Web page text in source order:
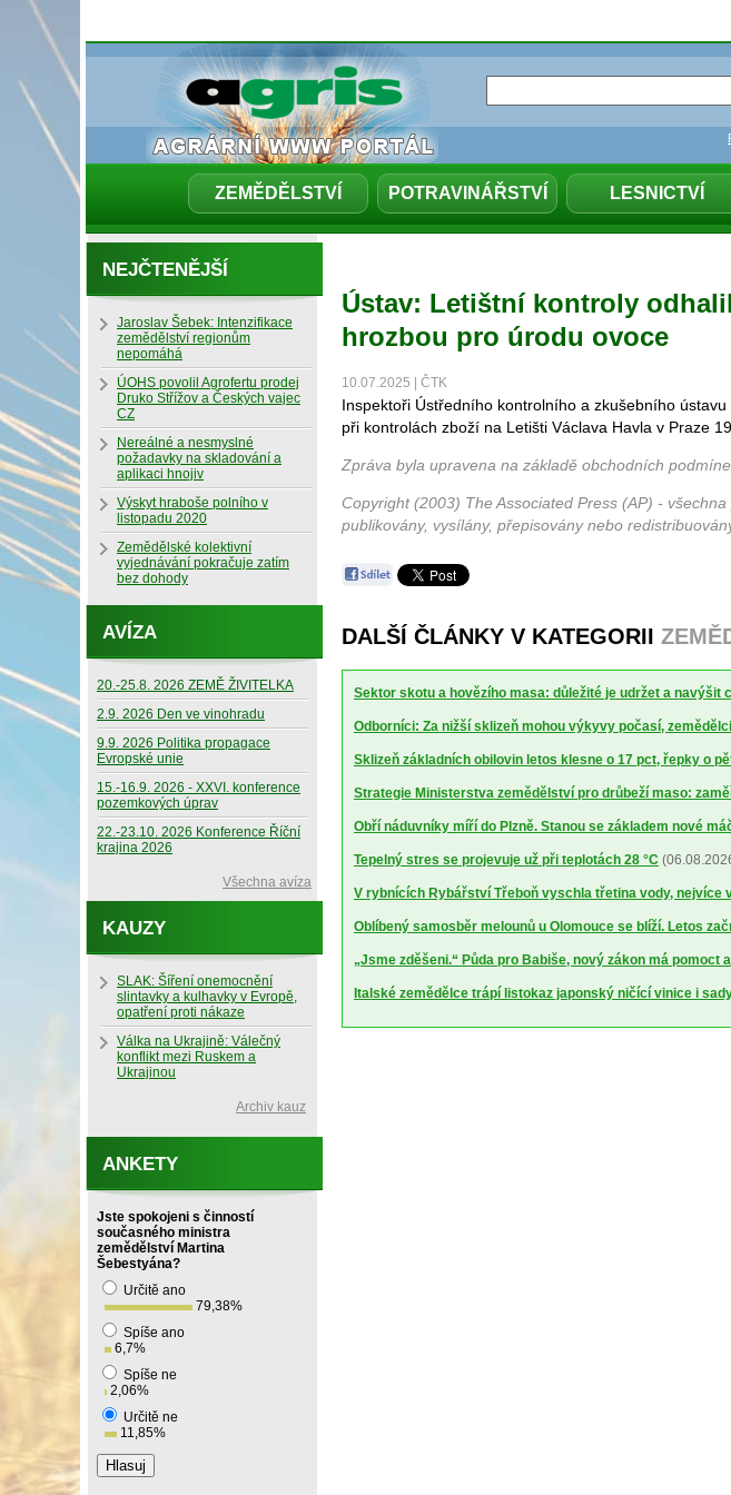
ZEMĚDĚLSTVÍ POTRAVINÁŘSTVÍ LESNICTVÍ
Ústav: Letištní kontroly
hrozbou pro úrodu ovoce
10.07.2025 | ČTK
Inspektoři Ústředního kontrolního a zkušebního
při kontrolách zboží na Letišti Václava Havla v Praze
Zpráva byla upravena na základě obchodních
Copyright (2003) The Associated Press (AP) -
publikovány, vysílány, přepisovány nebo
DALŠÍ ČLÁNKY V KATEGORII
Sektor skotu a hovězího masa: důležité je udržet a navýšit
Odborníci: Za nižší sklizeň mohou výkyvy počasí,
Sklizeň základních obilovin letos klesne o 17 pct, řepky o
Strategie Ministerstva zemědělství pro drůbeží maso:
Obří náduvníky míří do Plzně. Stanou se základem nové
Tepelný stres se projevuje už při teplotách 28 °C
V rybnících Rybářství Třeboň vyschla třetina vody, nejvíce
Oblíbený samosběr melounů u Olomouce se blíží. Letos
„Jsme zděšeni.“ Půda pro Babiše, nový zákon má pomoct
Italské zemědělce trápí listokaz japonský ničící vinice i
NEJČTENĚJŠÍ
Jaroslav Šebek: Intenzifikace
zemědělství regionům
nepomáhá
ÚOHS povolil Agrofertu prodej
Druko Střížov a Českých vajec
CZ
Nereálné a nesmyslné
požadavky na skladování a
aplikaci hnojiv
Výskyt hraboše polního v
listopadu 2020
Zemědělské kolektivní
vyjednávání pokračuje zatím
bez dohody
AVÍZA
20.-25.8. 2026 ZEMĚ ŽIVITELKA
2.9. 2026 Den ve vinohradu
9.9. 2026 Politika propagace
Evropské unie
15.-16.9. 2026 - XXVI. konference
pozemkových úprav
22.-23.10. 2026 Konference Říční
krajina 2026
Všechna avíza
KAUZY
SLAK: Šíření onemocnění
slintavky a kulhavky v Evropě,
opatření proti nákaze
Válka na Ukrajině: Válečný
konflikt mezi Ruskem a
Ukrajinou
Archiv kauz
ANKETY
Jste spokojeni s činností
současného ministra
zemědělství Martina
Šebestyána?
Určitě ano
79,38%
Spíše ano
6,7%
Spíše ne
2,06%
Určitě ne
11,85%